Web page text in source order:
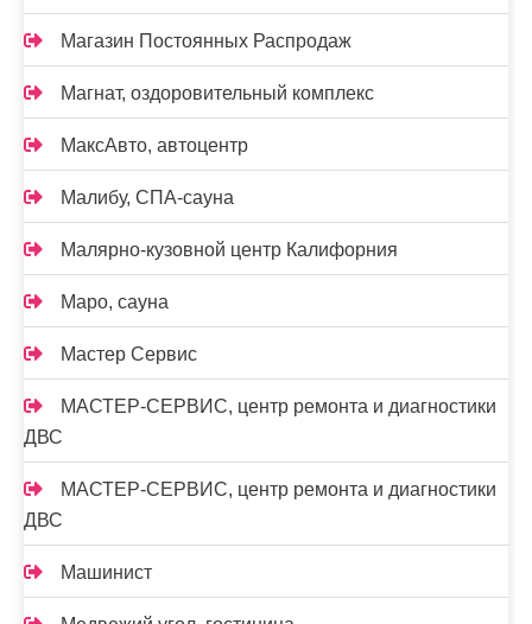
Магазин Постоянных Распродаж
Магнат, оздоровительный комплекс
МаксАвто, автоцентр
Малибу, СПА-сауна
Малярно-кузовной центр Калифорния
Маро, сауна
Мастер Сервис
МАСТЕР-СЕРВИС, центр ремонта и диагностики
ДВС
МАСТЕР-СЕРВИС, центр ремонта и диагностики
ДВС
Машинист